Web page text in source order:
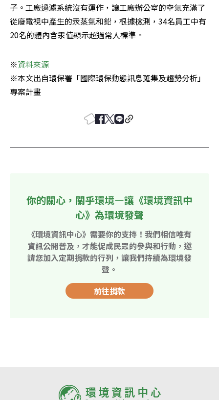
子。工廠過濾系統沒有運作，讓工廠辦公室的空氣充滿了
從廢電視中產生的汞蒸氣和鉛，根據檢測，34名員工中有
20名的體內含汞值顯示超過常人標準。
※
※本文出自環保署「國際環保動態訊息蒐集及趨勢分析」
專案計畫
你的關心，關乎環境—讓《環境資訊中
心》為環境發聲
《環境資訊中心》需要你的支持！我們相信唯有
資訊公開普及，才能促成民眾的參與和行動，邀
請您加入定期捐款的行列，讓我們持續為環境發
聲。
前往捐款